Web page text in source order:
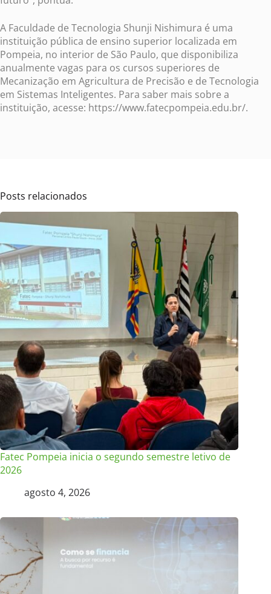
A Faculdade de Tecnologia Shunji Nishimura é uma
instituição pública de ensino superior localizada em
Pompeia, no interior de São Paulo, que disponibiliza
anualmente vagas para os cursos superiores de
Mecanização em Agricultura de Precisão e de Tecnologia
em Sistemas Inteligentes. Para saber mais sobre a
instituição, acesse: https://www.fatecpompeia.edu.br/.
Posts relacionados
Fatec Pompeia inicia o segundo semestre letivo de
2026
agosto 4, 2026